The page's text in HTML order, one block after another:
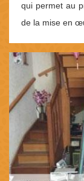
qui permet au
de la mise en